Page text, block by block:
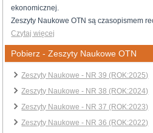
ekonomicznej.
Zeszyty Naukowe OTN są czasopismem
Czytaj więcej
Pobierz - Zeszyty Naukowe OTN
Zeszyty Naukowe - NR 39 (ROK:2025)
Zeszyty Naukowe - NR 38 (ROK:2024)
Zeszyty Naukowe - NR 37 (ROK:2023)
Zeszyty Naukowe - NR 36 (ROK:2022)